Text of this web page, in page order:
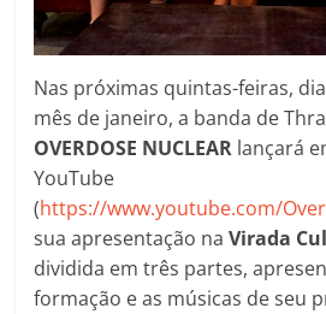
Nas próximas quintas-feiras,
mês de janeiro, a banda de
OVERDOSE NUCLEAR lançará
YouTube
(https://www.youtube.com/
sua apresentação naVirada
dividida em três partes,
formação e as músicas de seu